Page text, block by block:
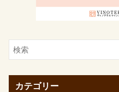
カテゴリー